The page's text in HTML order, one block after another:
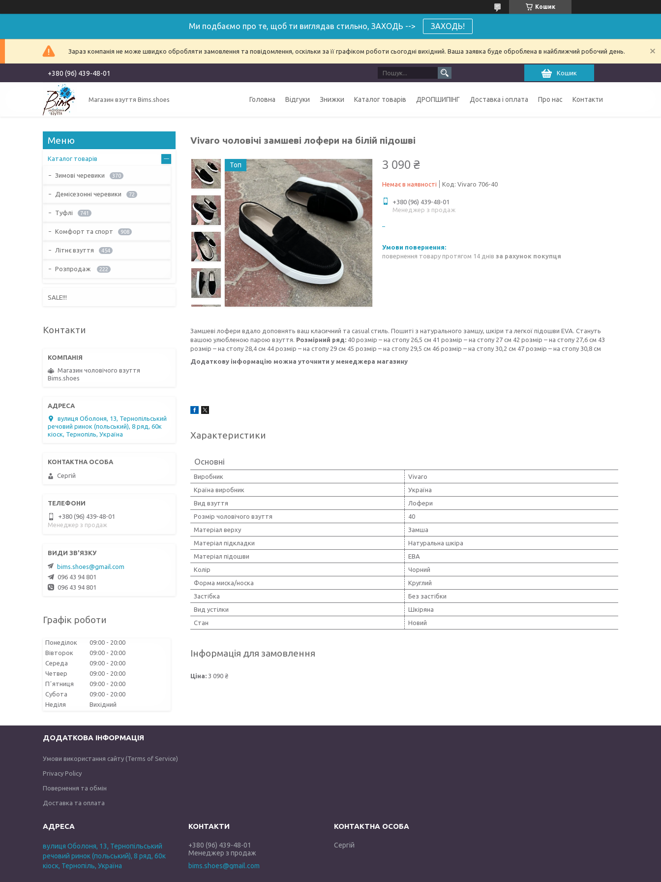
Кошик
Ми подбаємо про те, щоб ти виглядав стильно, ЗАХОДЬ --> ЗАХОДЬ!
Зараз компанія не може швидко обробляти замовлення та повідомлення, оскільки за її графіком роботи сьогодні вихідний. Ваша заявка буде оброблена в найближчий робочий день.
+380 (96) 439-48-01 Кошик
Магазин взуття Bims.shoes Головна Відгуки Знижки Каталог товарів ДРОПШИПІНГ Доставка і оплата Про нас Контакти
Vivaro чоловічі замшеві лофери на білій підошві
Топ 3 090 ₴
Немає в наявності Код: Vivaro 706-40
+380 (96) 439-48-01
Менеджер з продаж
повернення товару протягом 14 днів за рахунок покупця
Замшеві лофери вдало доповнять ваш класичний та casual стиль. Пошиті з натурального замшу, шкіри та легкої підошви EVA. Стануть
вашою улюбленою парою взуття. Розмірний ряд: 40 розмір – на стопу 26,5 см 41 розмір – на стопу 27 см 42 розмір – на стопу 27,6 см 43
розмір – на стопу 28,4 см 44 розмір – на стопу 29 см 45 розмір – на стопу 29,5 см 46 розмір – на стопу 30,2 см 47 розмір – на стопу 30,8 см
Додаткову інформацію можна уточнити у менеджера магазину
Характеристики
Основні
Виробник
Vivaro
Країна виробник
Україна
Вид взуття
Лофери
Розмір чоловічого взуття
40
Матеріал верху
Замша
Матеріал підкладки
Натуральна шкіра
Матеріал підошви
ЕВА
Колір
Чорний
Форма миска/носка
Круглий
Застібка
Без застібки
Вид устілки
Шкіряна
Стан
Новий
Інформація для замовлення
Ціна: 3 090 ₴
Каталог товарів
Зимові черевики 370
Демісезонні черевики 72
Туфлі 741
Комфорт та спорт 908
Літнє взуття 454
Розпродаж 222
SALE!!!
Контакти
Магазин чоловічого взуття
Bims.shoes
вулиця Оболоня, 13, Тернопільський
речовий ринок (польський), 8 ряд, 60к
кіоск, Тернопіль, Україна
Сергій
+380 (96) 439-48-01
Менеджер з продаж
bims.shoes@gmail.com
096 43 94 801
096 43 94 801
Графік роботи
Понеділок 09:00
20:00
Вівторок
09:00
20:00
Середа
09:00
20:00
Четвер
09:00
20:00
Пʼятниця
09:00
20:00
Субота
09:00
20:00
Неділя
Вихідний
ДОДАТКОВА ІНФОРМАЦІЯ
Умови використання сайту (Terms of Service)
Privacy Policy
Повернення та обмін
Доставка та оплата
вулиця Оболоня, 13, Тернопільський
речовий ринок (польський), 8 ряд, 60к
кіоск, Тернопіль, Україна
+380 (96) 439-48-01
Менеджер з продаж
bims.shoes@gmail.com
Сергій